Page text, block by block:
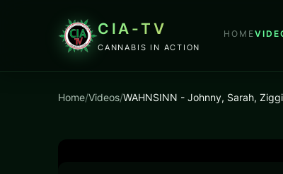
CIA-TV
CANNABIS IN ACTION
HOME
Home/Videos/WAHNSINN - Johnny, Sarah,